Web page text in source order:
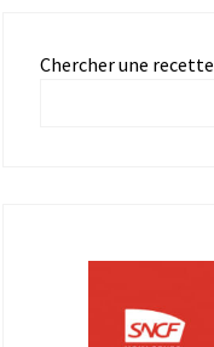
Chercher une recette